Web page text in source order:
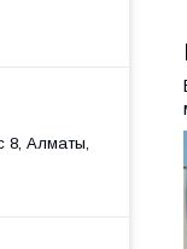
8, Алматы,